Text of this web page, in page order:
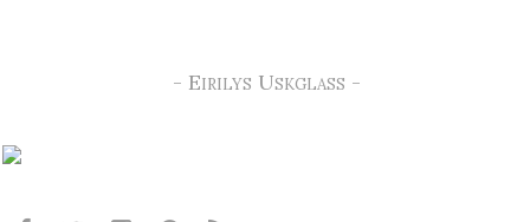
- Eirilys Uskglass -